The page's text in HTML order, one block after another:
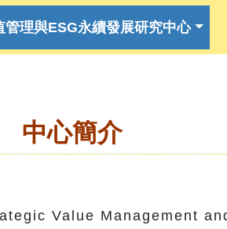
管理與ESG永續發展研究中心
中心簡介
Value Management